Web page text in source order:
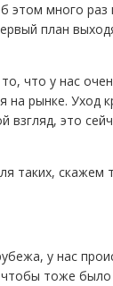
этом много раз
план
что у нас
на рынке. Уход
взгляд, это
таких, скажем
у нас
тоже было